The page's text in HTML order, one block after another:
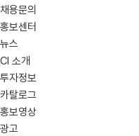
채용문의
홍보센터
뉴스
CI 소개
투자정보
카탈로그
홍보영상
광고